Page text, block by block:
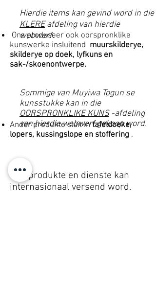
Ons produseer ook oorspronklike
kunswerke insluitend muurskilderye,
skilderye op doek, lyfkuns en
sak-/skoenontwerpe.
Ander produkte sluit intafeldoeke,
lopers, kussingslope en stoffering .
Hierdie items kan gevind word in die
KLEREafdeling van hierdie
webwerf.
Sommige van Muyiwa Togun se
kunsstukke kan in die
OORSPRONKLIKE KUNS-afdeling
van hierdie webwerf gekoop word.
Ons produkte en dienste kan
internasionaal versend word.